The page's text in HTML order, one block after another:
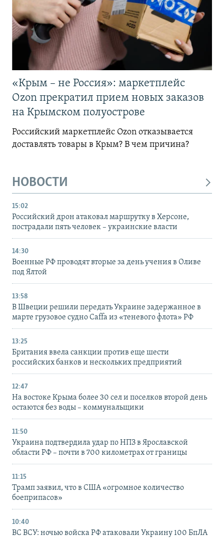
«Крым – не Россия»: маркетплейс
Ozon прекратил прием новых заказов
на Крымском полуострове
Российский маркетплейс Ozon отказывается
доставлять товары в Крым? В чем причина?
НОВОСТИ
15:02
Российский дрон атаковал маршрутку в Херсоне,
пострадали пять человек – украинские власти
14:30
Военные РФ проводят вторые за день учения в Оливе
под Ялтой
13:58
В Швеции решили передать Украине задержанное в
марте грузовое судно Caffa из «теневого флота» РФ
13:25
Британия ввела санкции против еще шести
российских банков и нескольких предприятий
12:47
На востоке Крыма более 30 сел и поселков второй день
остаются без воды – коммунальщики
11:50
Украина подтвердила удар по НПЗ в Ярославской
области РФ – почти в 700 километрах от границы
11:15
Трамп заявил, что в США «огромное количество
боеприпасов»
10:40
ВС ВСУ: ночью войска РФ атаковали Украину 100 БпЛА